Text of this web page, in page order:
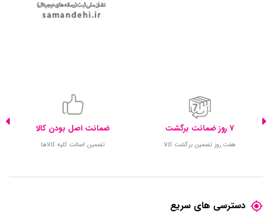
7 روز ضمانت برگشت
هفت روز تضمین برگشت کالا
ضمانت اصل بودن کالا
تضمین اصالت کلیه کالاها
دسترسی های سریع